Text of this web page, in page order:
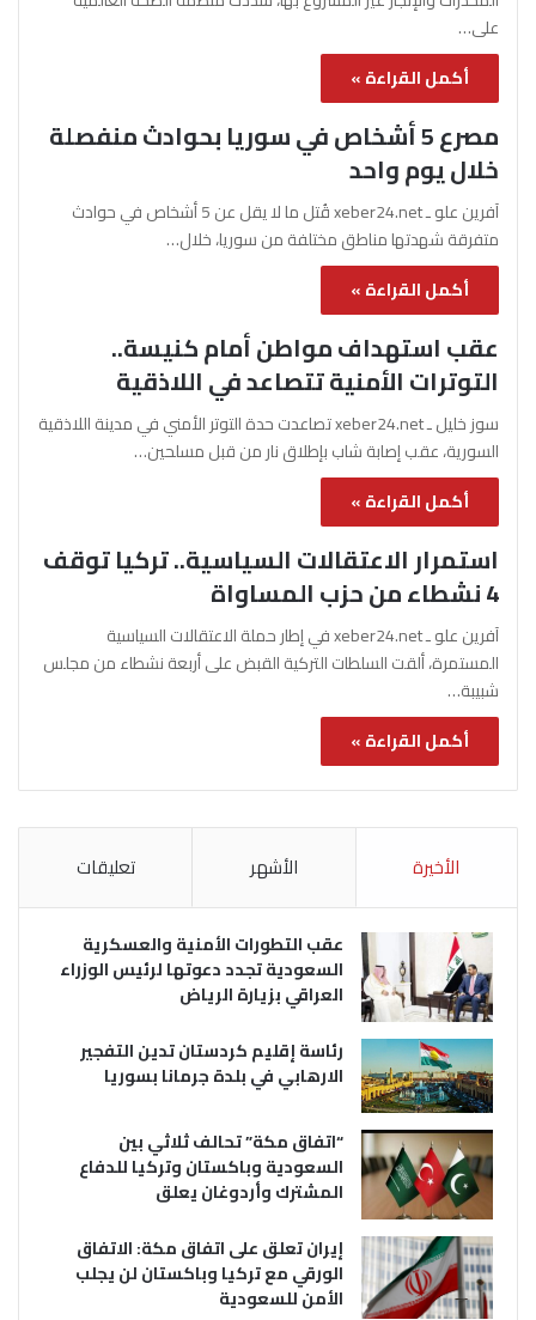
على…
أكمل القراءة »
مصرع 5 أشخاص في سوريا بحوادث منفصلة
خلال يوم واحد
آفرين علو ـ xeber24.net قُتل ما لا يقل عن 5 أشخاص في حوادث
متفرقة شهدتها مناطق مختلفة من سوريا، خلال…
أكمل القراءة »
عقب استهداف مواطن أمام كنيسة..
التوترات الأمنية تتصاعد في اللاذقية
سوز خليل ـ xeber24.net تصاعدت حدة التوتر الأمني في مدينة اللاذقية
السورية، عقب إصابة شاب بإطلاق نار من قبل مسلحين…
أكمل القراءة »
استمرار الاعتقالات السياسية.. تركيا توقف
4 نشطاء من حزب المساواة
آفرين علو ـ xeber24.net في إطار حملة الاعتقالات السياسية
المستمرة، ألقت السلطات التركية القبض على أربعة نشطاء من مجلس
شبيبة…
أكمل القراءة »
الأخيرة الأشهر تعليقات
عقب التطورات الأمنية والعسكرية
السعودية تجدد دعوتها لرئيس الوزراء
العراقي بزيارة الرياض
رئاسة إقليم كردستان تدين التفجير
الارهابي في بلدة جرمانا بسوريا
“اتفاق مكة” تحالف ثلاثي بين
السعودية وباكستان وتركيا للدفاع
المشترك وأردوغان يعلق
إيران تعلق على اتفاق مكة: الاتفاق
الورقي مع تركيا وباكستان لن يجلب
الأمن للسعودية